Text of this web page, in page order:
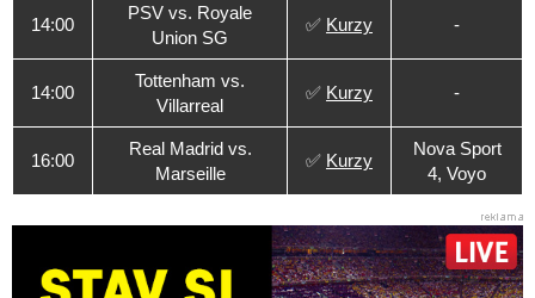
14:00
PSV vs. Royale
Union SG
✅ Kurzy -
14:00
Tottenham vs.
Villarreal
✅ Kurzy -
16:00
Real Madrid vs.
Marseille
✅ Kurzy
Nova Sport
4, Voyo